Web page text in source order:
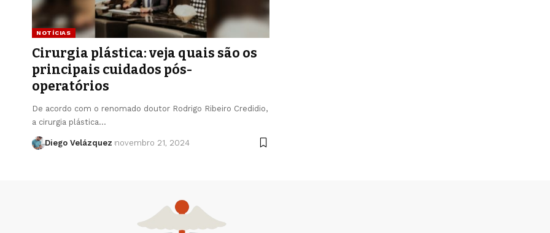
NOTÍCIAS
Cirurgia plástica: veja quais são os
principais cuidados pós-
operatórios
De acordo com o renomado doutor Rodrigo Ribeiro Credidio,
a cirurgia plástica…
Diego Velázquez novembro 21, 2024